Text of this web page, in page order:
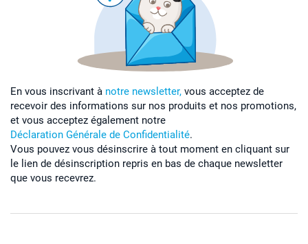
En vous inscrivant à notre newsletter, vous acceptez de
recevoir des informations sur nos produits et nos promotions,
et vous acceptez également notre
Déclaration Générale de Confidentialité.
Vous pouvez vous désinscrire à tout moment en cliquant sur
le lien de désinscription repris en bas de chaque newsletter
que vous recevrez.